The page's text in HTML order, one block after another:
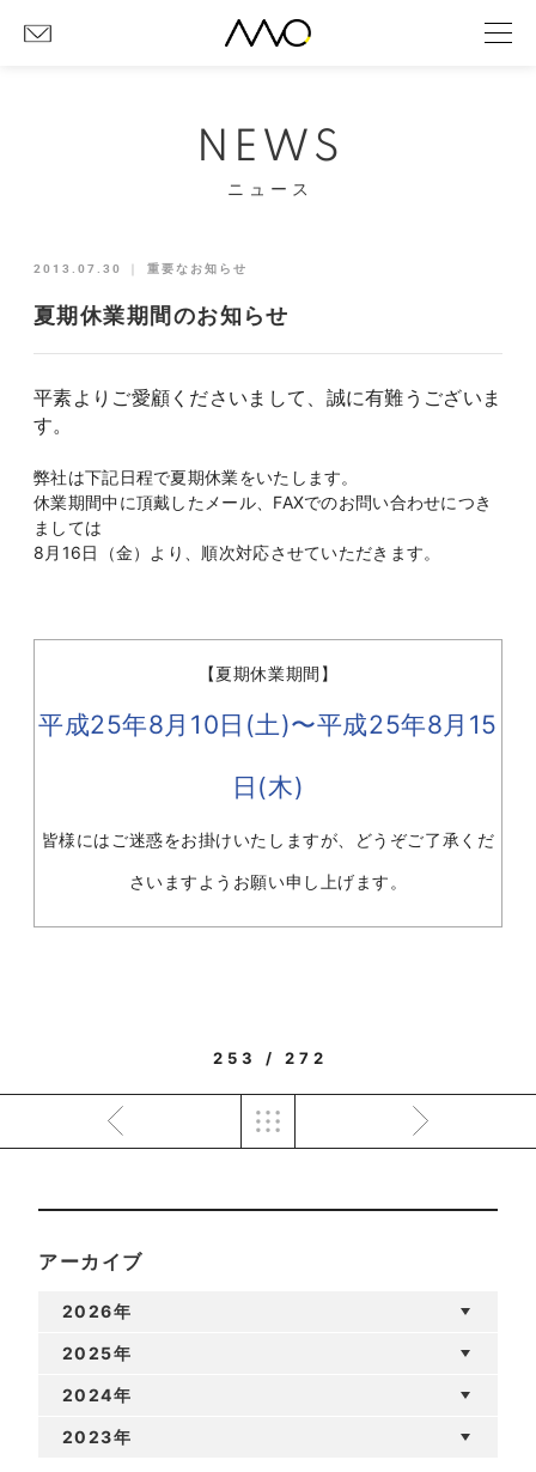
NEWS
ニュース
2013.07.30 ｜ 重要なお知らせ
夏期休業期間のお知らせ
平素よりご愛顧くださいまして、誠に有難うございま
す。
弊社は下記日程で夏期休業をいたします。
休業期間中に頂戴したメール、FAXでのお問い合わせにつき
ましては
8月16日（金）より、順次対応させていただきます。
【夏期休業期間】
平成25年8月10日(土)〜平成25年8月15
日(木)
皆様にはご迷惑をお掛けいたしますが、どうぞご了承くだ
さいますようお願い申し上げます。
253 / 272
アーカイブ
2026年
2025年
2024年
2023年